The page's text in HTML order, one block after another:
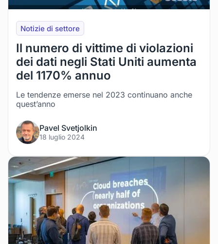
Notizie di settore
Il numero di vittime di violazioni
dei dati negli Stati Uniti aumenta
del 1170% annuo
Le tendenze emerse nel 2023 continuano anche
quest’anno
Pavel Svetjolkin
18 luglio 2024